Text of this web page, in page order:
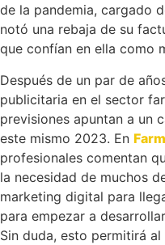
de la pandemia, cargado
notó una rebaja de su
que confían en ella como
Después de un par de
publicitaria en el sector
previsiones apuntan a un
este mismo 2023. En
profesionales comentan
la necesidad de muchos
marketing digital para
para empezar a
Sin duda, esto permitirá